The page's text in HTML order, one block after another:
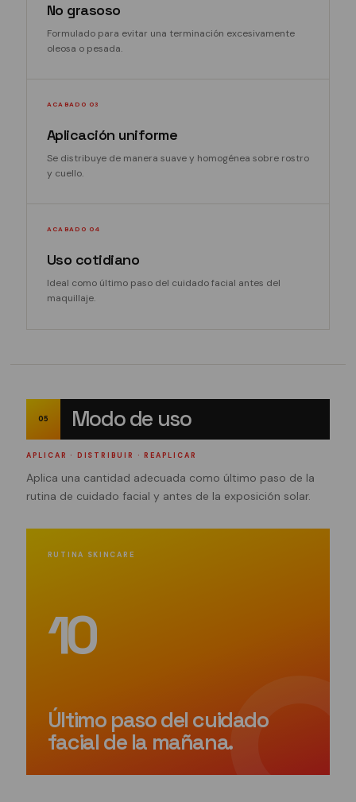
No grasoso
Formulado para evitar una terminación excesivamente
oleosa o pesada.
ACABADO 03
Aplicación uniforme
Se distribuye de manera suave y homogénea sobre rostro
y cuello.
ACABADO 04
Uso cotidiano
Ideal como último paso del cuidado facial antes del
maquillaje.
05 Modo de uso
APLICAR · DISTRIBUIR · REAPLICAR
Aplica una cantidad adecuada como último paso de la
rutina de cuidado facial y antes de la exposición solar.
RUTINA SKINCARE
10
Último paso del cuidado
facial de la mañana.